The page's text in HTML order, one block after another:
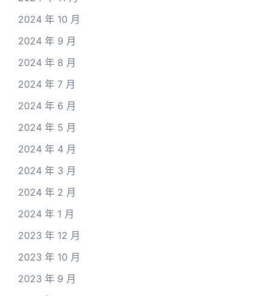
2024 年 10 月
2024 年 9 月
2024 年 8 月
2024 年 7 月
2024 年 6 月
2024 年 5 月
2024 年 4 月
2024 年 3 月
2024 年 2 月
2024 年 1 月
2023 年 12 月
2023 年 10 月
2023 年 9 月